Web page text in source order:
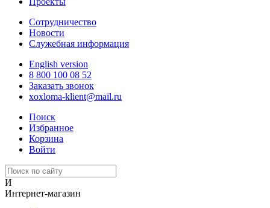
Сотрудничество
Новости
Служебная информация
English version
8 800 100 08 52
Заказать звонок
xoxloma-klient@mail.ru
Поиск
Избранное
Корзина
Войти
И
Интернет-магазин